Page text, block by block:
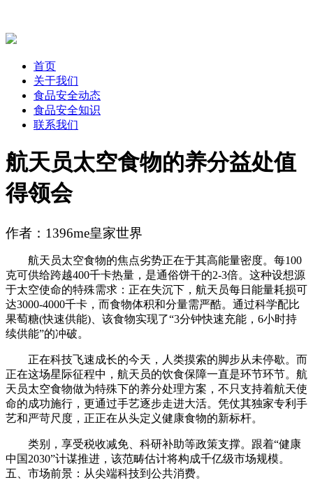
首页
关于我们
食品安全动态
食品安全知识
联系我们
航天员太空食物的养分益处值
得领会
作者：1396me皇家世界
航天员太空食物的焦点劣势正在于其高能量密度。每100
克可供给跨越400千卡热量，是通俗饼干的2-3倍。这种设想源
于太空使命的特殊需求：正在失沉下，航天员每日能量耗损可
达3000-4000千卡，而食物体积和分量需严酷。通过科学配比
果萄糖(快速供能)、该食物实现了“3分钟快速充能，6小时持
续供能”的冲破。
正在科技飞速成长的今天，人类摸索的脚步从未停歇。而
正在这场星际征程中，航天员的饮食保障一直是环节环节。航
天员太空食物做为特殊下的养分处理方案，不只支持着航天使
命的成功施行，更通过手艺逐步走进大活。凭仗其独家专利手
艺和严苛尺度，正正在从头定义健康食物的新标杆。
类别，享受税收减免、科研补助等政策支撑。跟着“健康
中国2030”计谋推进，该范畴估计将构成千亿级市场规模。
五、市场前景：从尖端科技到公共消费。